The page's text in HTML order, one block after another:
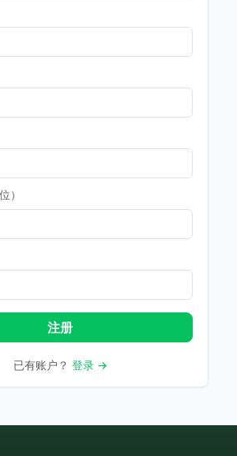
）
注册
已有账户？ 登录 →